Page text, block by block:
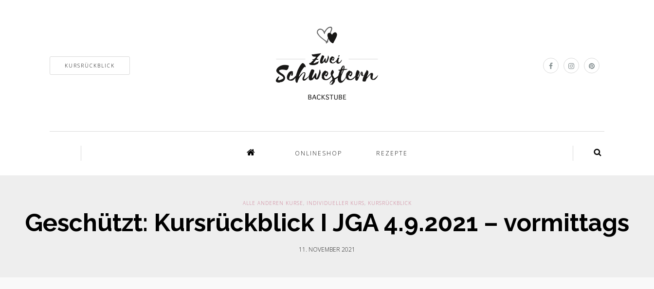
KURSRÜCKBLICK
ONLINESHOP REZEPTE
ALLE ANDEREN KURSE, INDIVIDUELLER KURS, KURSRÜCKBLICK
Geschützt: Kursrückblick I JGA 4.9.2021 – vormittags
11. NOVEMBER 2021